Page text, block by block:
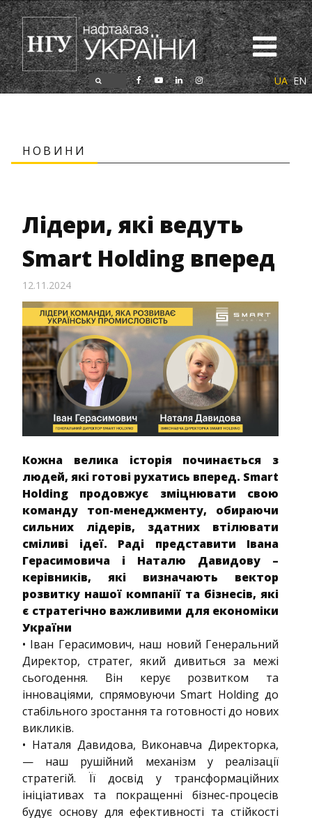
UA EN
НОВИНИ
Лідери, які ведуть
Smart Holding вперед
12.11.2024
Кожна велика історія починається з
людей, які готові рухатись вперед. Smart
Holding продовжує зміцнювати свою
команду топ-менеджменту, обираючи
сильних лідерів, здатних втілювати
сміливі ідеї. Раді представити Івана
Герасимовича і Наталю Давидову –
керівників, які визначають вектор
розвитку нашої компанії та бізнесів, які
є стратегічно важливими для економіки
України
• Іван Герасимович, наш новий Генеральний
Директор, стратег, який дивиться за межі
сьогодення. Він керує розвитком та
інноваціями, спрямовуючи Smart Holding до
стабільного зростання та готовності до нових
викликів.
• Наталя Давидова, Виконавча Директорка,
— наш рушійний механізм у реалізації
стратегій. Її досвід у трансформаційних
ініціативах та покращенні бізнес-процесів
будує основу для ефективності та стійкості